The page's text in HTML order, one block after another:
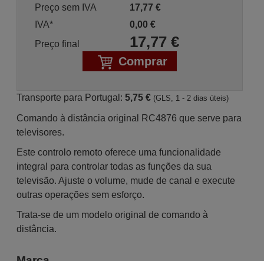
Preço sem IVA
17,77 €
IVA*
0,00 €
Preço final
17,77€
Comprar
Transporte para Portugal: 5,75 € (GLS, 1 - 2 dias úteis)
Comando à distância original RC4876 que serve para
televisores.
Este controlo remoto oferece uma funcionalidade
integral para controlar todas as funções da sua
televisão. Ajuste o volume, mude de canal e execute
outras operações sem esforço.
Trata-se de um modelo original de comando à
distância.